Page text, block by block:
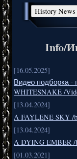
Info/
[16.05.2025]
Видео подборка -
WHITESNAKE /
[13.04.2024]
A FAYLENE SKY /
[13.04.2024]
A DYING EMBER /
[01.03.2021]